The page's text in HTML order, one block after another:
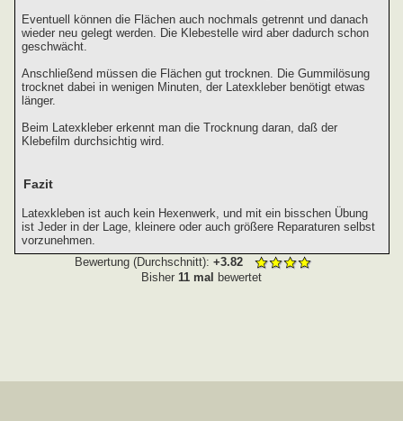
Eventuell können die Flächen auch nochmals getrennt und danach
wieder neu gelegt werden. Die Klebestelle wird aber dadurch schon
geschwächt.
Anschließend müssen die Flächen gut trocknen. Die Gummilösung
trocknet dabei in wenigen Minuten, der Latexkleber benötigt etwas
länger.
Beim Latexkleber erkennt man die Trocknung daran, daß der
Klebefilm durchsichtig wird.
Fazit
Latexkleben ist auch kein Hexenwerk, und mit ein bisschen Übung
ist Jeder in der Lage, kleinere oder auch größere Reparaturen selbst
vorzunehmen.
Bewertung (Durchschnitt): +3.82
Bisher 11 mal bewertet